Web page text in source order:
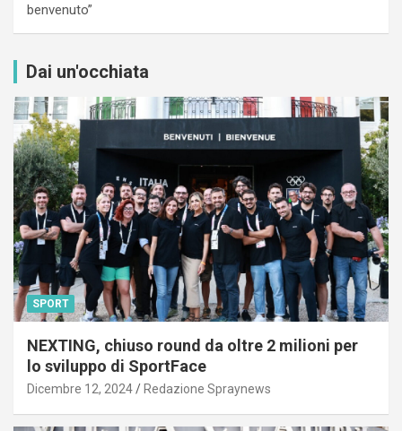
benvenuto”
Dai un'occhiata
SPORT
NEXTING, chiuso round da oltre 2 milioni per
lo sviluppo di SportFace
Dicembre 12, 2024 Redazione Spraynews